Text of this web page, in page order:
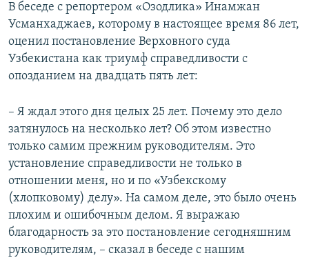
В беседе с репортером «Озодлика» Инамжан
Усманхаджаев, которому в настоящее время 86 лет,
оценил постановление Верховного суда
Узбекистана как триумф справедливости с
опозданием на двадцать пять лет:
– Я ждал этого дня целых 25 лет. Почему это дело
затянулось на несколько лет? Об этом известно
только самим прежним руководителям. Это
установление справедливости не только в
отношении меня, но и по «Узбекскому
(хлопковому) делу». На самом деле, это было очень
плохим и ошибочным делом. Я выражаю
благодарность за это постановление сегодняшним
руководителям, – сказал в беседе с нашим